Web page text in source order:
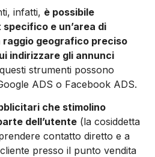
infatti, è possibile
e un’area di
raggio geografico preciso
indirizzare gli annunci
strumenti possono
ADS o Facebook ADS.
che stimolino
dell’utente (la cosiddetta
contatto diretto e a
presso il punto vendita